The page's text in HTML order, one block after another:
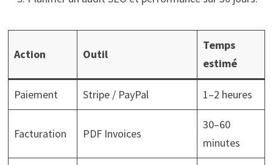
Action Outil
Temps
estimé
Paiement Stripe / PayPal 1–2 heures
Facturation PDF Invoices
30–60
minutes